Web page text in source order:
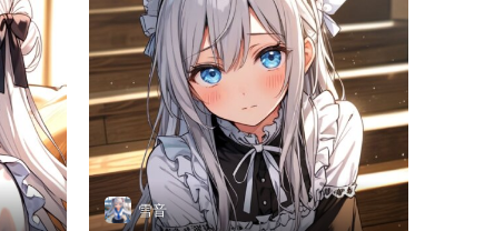
雪音